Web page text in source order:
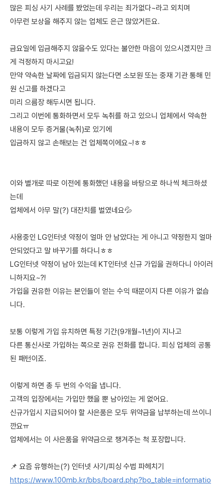
많은 피싱 사기 사례를 봤었는데 우리는 죄가없다~라고 외치며
아무런 보상을 해주지 않는 업체도 은근 많았거든요.
금요일에 입금해주지 않을수도 있다는 불안한 마음이 있으시겠지만 크
게 걱정하지 마시고요!
만약 약속한 날짜에 입금되지 않는다면 소보원 또는 중재 기관 통해 민
원 신고를 하겠다고
미리 으름장 해두시면 됩니다.
그리고 이번에 통화하면서 모두 녹취를 하고 있으니 업체에서 약속한
내용이 모두 증거물(녹취)로 있기에
입금하지 않고 손해보는 건 업체쪽이에요~!ㅎㅎ
이와 별개로 따로 이전에 통화했던 내용을 바탕으로 하나씩 체크하셨
는데
업체에서 아무 말(?) 대잔치를 벌였네요💦
사용중인 LG인터넷 약정이 얼마 안 남았다는 게 아니고 약정한지 얼마
안되었다고 말 바꾸기를 하다니ㅎㅎ
LG인터넷 약정이 남아 있는데 KT인터넷 신규 가입을 권하다니 아이러
니하지요~?!
가입을 권유한 이유는 본인들이 얻는 수익 때문이지 다른 이유가 없습
니다.
보통 이렇게 가입 유치하면 특정 기간(9개월~1년)이 지나고
다른 통신사로 가입하는 쪽으로 권유 전화를 합니다. 피싱 업체의 공통
된 패턴이죠.
이렇게 하면 총 두 번의 수익을 냅니다.
고객의 입장에서는 가입만 했을 뿐 남아있는 게 없어요.
신규가입시 지급되어야 할 사은품은 모두 위약금을 납부하는데 쓰이니
깐요ㅠ
업체에서는 이 사은품을 위약금으로 챙겨주는 척 포장합니다.
📌 요즘 유행하는(?) 인터넷 사기/피싱 수법 파헤치기
https://www.100mb.kr/bbs/board.php?bo_table=informatio